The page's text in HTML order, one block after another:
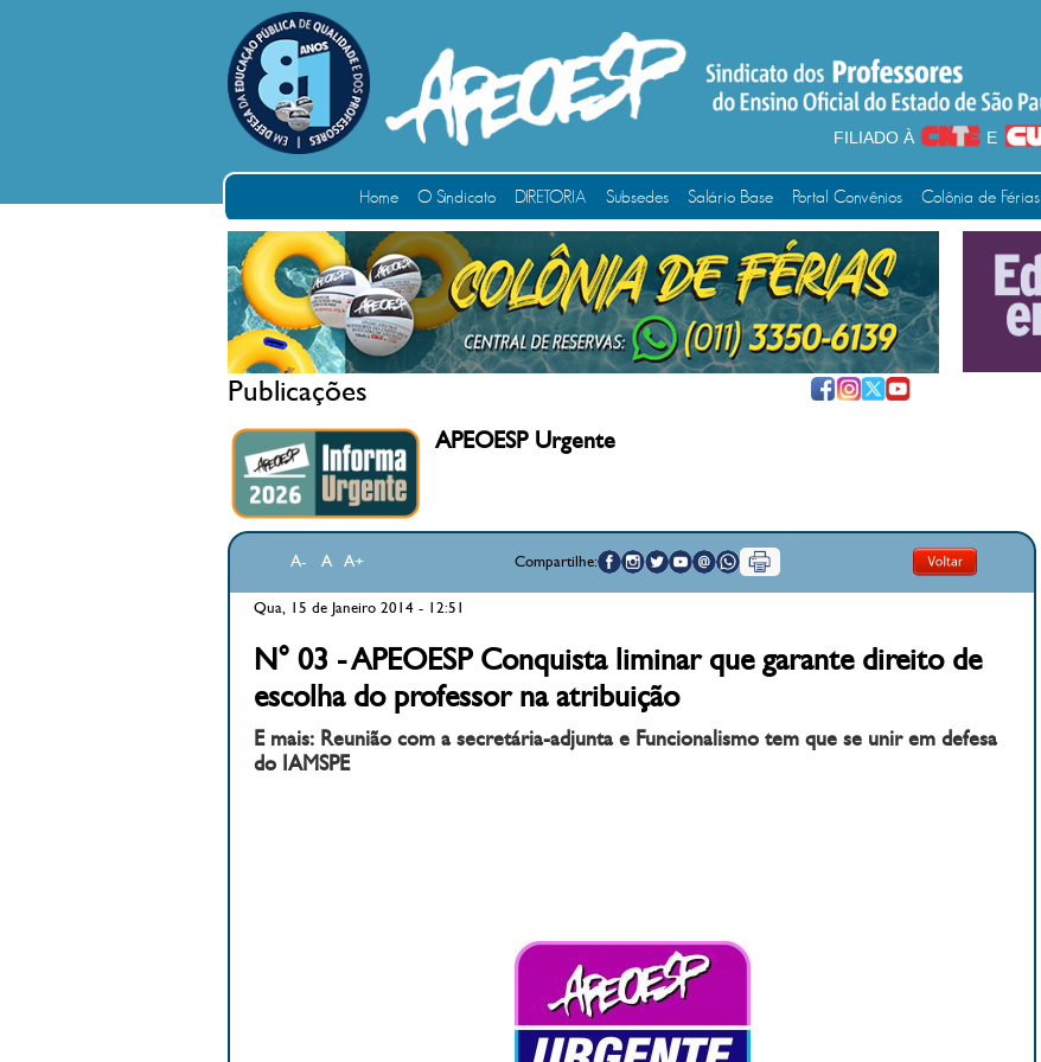
FILIADO À E
Home O Sindicato DIRETORIA Subsedes Salário Base Portal Convênios Colônia de Férias
Publicações
APEOESP Urgente
A- A A+ Compartilhe:
Qua, 15 de Janeiro 2014 - 12:51
N° 03 - APEOESP Conquista liminar que garante direito de
escolha do professor na atribuição
E mais: Reunião com a secretária-adjunta e Funcionalismo tem que se unir em defesa
do IAMSPE